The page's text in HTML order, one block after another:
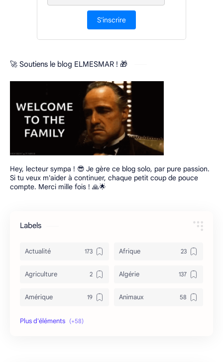
S'inscrire
🚀 Soutiens le blog ELMESMAR ! 🎁
Hey, lecteur sympa ! 😎 Je gère ce blog solo, par pure passion.
Si tu veux m'aider à continuer, chaque petit coup de pouce
compte. Merci mille fois ! 🙏🌟
Labels
Actualité Afrique
Agriculture Algérie
Amérique Animaux
Archéologie